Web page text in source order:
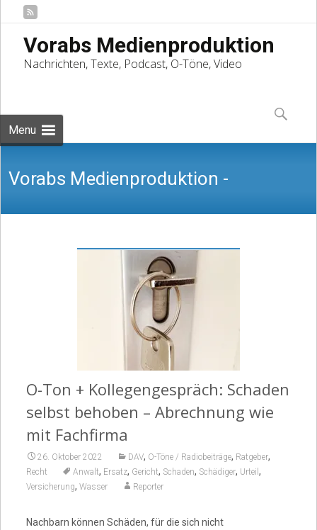
Vorabs Medienproduktion
Nachrichten, Texte, Podcast, O-Töne, Video
Menu
to
content
Suchen
nach:
Vorabs Medienproduktion -
Nachrichten, Texte, Podcast, O-Töne,
O-Ton + Kollegengespräch: Schaden
selbst behoben – Abrechnung wie
mit Fachfirma
26. Oktober 2022 DAV, O-Töne / Radiobeiträge, Ratgeber,
Recht Anwalt, Ersatz, Gericht, Schaden, Schädiger, Urteil ,
Versicherung, Wasser Reporter
Nachbarn können Schäden, für die sich nicht